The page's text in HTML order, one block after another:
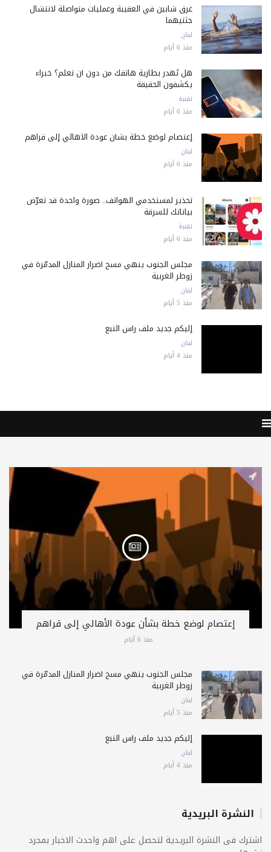
غرق شابين في العقيبة وعمليات متواصلة لانتشال
جثتيهما
لبنان
منذ 6 أيام
هل تُهدر بطارية هاتفك من دون أن تعلم؟ خبراء
يكشفون الحقيقة
تقنية
منذ 6 أيام
إعتصام لوضع خطة بشأن عودة الأهالي إلى قراهم
لبنان
منذ 6 أيام
تحذير لمستخدمي الهواتف.. صورة واحدة قد تعرّض
بياناتك للسرقة
تقنية
منذ 6 أيام
مجلس الجنوب ينهي مسح أضرار المنازل المدمّرة في
زوطر الغربية
لبنان
منذ 5 أيام
إليكم جديد ملف رأس النبع
لبنان
منذ 4 أيام
إعتصام لوضع خطة بشأن عودة الأهالي إلى قراهم
منذ 6 أيام
مجلس الجنوب ينهي مسح أضرار المنازل المدمّرة في
زوطر الغربية
لبنان
منذ 5 أيام
إليكم جديد ملف رأس النبع
لبنان
منذ 4 أيام
النشرة البريدية
اشترك فى النشرة البريدية لتحصل على اهم واحدث الاخبار بمجرد